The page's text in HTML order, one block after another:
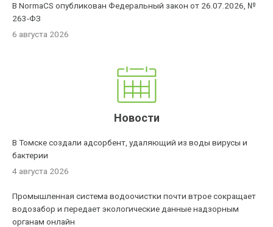
В NormaCS опубликован Федеральный закон от 26.07.2026, №
263-ФЗ
6 августа 2026
Новости
В Томске создали адсорбент, удаляющий из воды вирусы и
бактерии
4 августа 2026
Промышленная система водоочистки почти втрое сокращает
водозабор и передает экологические данные надзорным
органам онлайн